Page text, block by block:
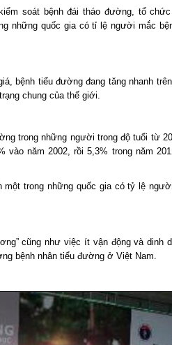
soát bệnh đái tháo đường, tổ
những quốc gia có tỉ lệ người mắc
bệnh tiểu đường đang tăng nhanh
chung của thế giới.
trong những người trong độ tuổi từ
vào năm 2002, rồi 5,3% trong năm
trong những quốc gia có tỷ lệ
cũng như việc ít vận động và dinh
bệnh nhân tiểu đường ở Việt Nam.